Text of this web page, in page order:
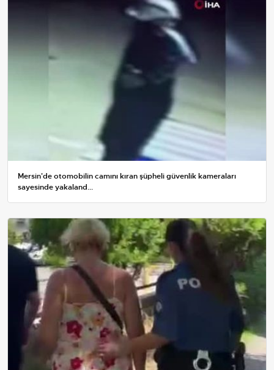
Mersin'de otomobilin camını kıran şüpheli güvenlik kameraları
sayesinde yakaland...